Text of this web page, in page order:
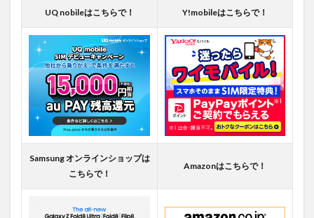
UQ nobileはこちらで！ Y!mobileはこちらで！
Samsung オンラインショップは
こちらで！
Amazonはこちらで！